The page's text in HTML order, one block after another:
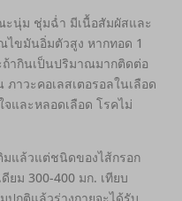
นุ่ม ชุ่มฉ่ำ มีเนื้อสัมผัสและ
ขมันอิ่มตัวสูง หากทอด 1
ากินเป็นปริมาณมากติดต่อ
าวะคอเลสเตอรอลในเลือด
จและหลอดเลือด โรคไม่
มแล้วแต่ชนิดของไส้กรอก
ม 300-400 มก. เทียบ